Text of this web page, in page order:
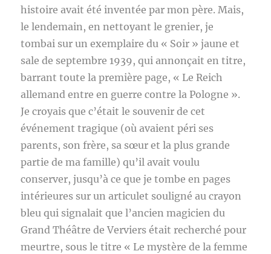
histoire avait été inventée par mon père. Mais,
le lendemain, en nettoyant le grenier, je
tombai sur un exemplaire du « Soir » jaune et
sale de septembre 1939, qui annonçait en titre,
barrant toute la première page, « Le Reich
allemand entre en guerre contre la Pologne ».
Je croyais que c’était le souvenir de cet
événement tragique (où avaient péri ses
parents, son frère, sa sœur et la plus grande
partie de ma famille) qu’il avait voulu
conserver, jusqu’à ce que je tombe en pages
intérieures sur un articulet souligné au crayon
bleu qui signalait que l’ancien magicien du
Grand Théâtre de Verviers était recherché pour
meurtre, sous le titre « Le mystère de la femme